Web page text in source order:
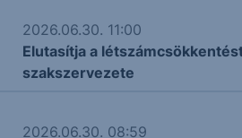
2026.06.30. 11:00
Elutasítja a
szakszervezete
2026.06.30. 08:59